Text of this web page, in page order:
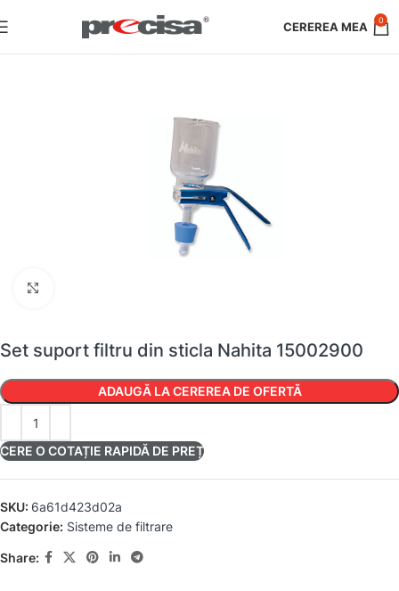
0
Set suport filtru din sticla Nahita 15002900
ADAUGĂ LA CEREREA DE OFERTĂ
CERE O COTAȚIE RAPIDĂ DE PREȚ
SKU: 6a61d423d02a
Categorie: Sisteme de filtrare
Share: